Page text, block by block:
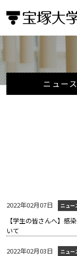
ニュース
2022年02月07日 ニュー
【学生の皆さんへ】感
いて
2022年02月03日 ニュー